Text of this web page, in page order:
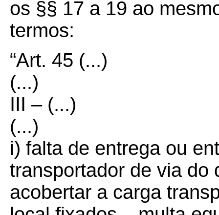
os §§ 17 a 19 ao
termos:
“Art. 45 (...)
(...)
III – (...)
(...)
i) falta de entrega ou
transportador de via do
acobertar a carga